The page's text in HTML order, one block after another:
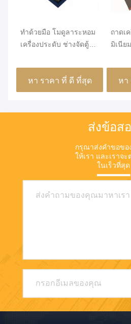
ทําด้วยมือ โมดูลาระหอม
เครื่องประดับ ช่างจัดตู้ตู้
หา ราคา ที่ ดี ที่สุด
ถาดเ
มิเนีย
สำหรั
หา
ส่งข้อส
กรุณาส่งคําขอข
ให้เรา และเราจ
ในเร็วที่สุด